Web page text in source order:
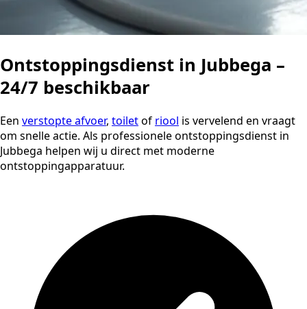
Ontstoppingsdienst in Jubbega –
24/7 beschikbaar
Een verstopte afvoer, toiletof riool is vervelend en vraagt
om snelle actie. Als professionele ontstoppingsdienst in
Jubbega helpen wij u direct met moderne
ontstoppingapparatuur.